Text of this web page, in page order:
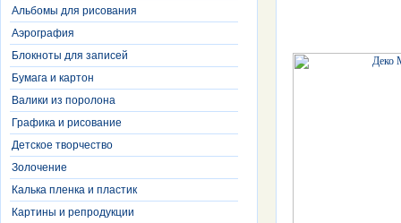
Альбомы для рисования
Аэрография
Блокноты для записей
Бумага и картон
Валики из поролона
Графика и рисование
Детское творчество
Золочение
Калька пленка и пластик
Картины и репродукции